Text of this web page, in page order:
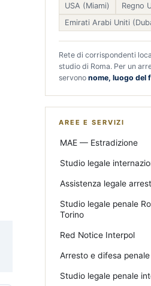
USA (Miami) Regno
Emirati Arabi Uniti
Rete di corrispondenti
studio di Roma. Per un
servono nome, luogo del
AREE E SERVIZI
MAE — Estradizione
Studio legale
Assistenza legale
Studio legale penale
Torino
Red Notice Interpol
Arresto e difesa
Studio legale penale